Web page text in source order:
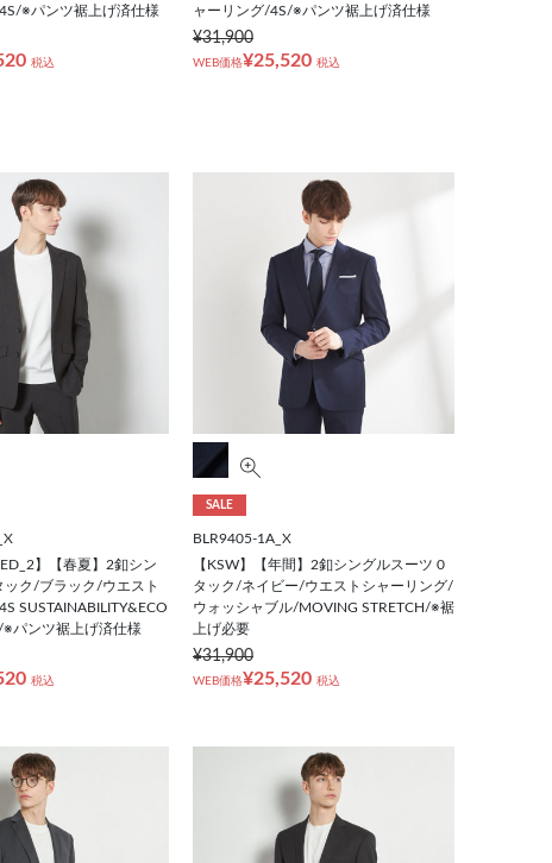
※パンツ裾上げ済仕様
税込
ャーリング/4S/※パンツ裾上げ済仕様
¥31,900
WEB価格¥25,520 税込
】【春夏】2釦シン
ック/ブラック/ウエスト
SUSTAINABILITY&ECO
※パンツ裾上げ済仕様
税込
SALE
BLR9405-1A_X
【KSW】【年間】2釦シングルスーツ 0
タック/ネイビー/ウエストシャーリング/
ウォッシャブル/MOVING STRETCH/※裾
上げ必要
¥31,900
WEB価格¥25,520 税込